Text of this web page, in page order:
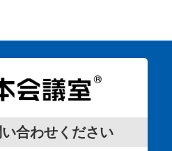
合わせください